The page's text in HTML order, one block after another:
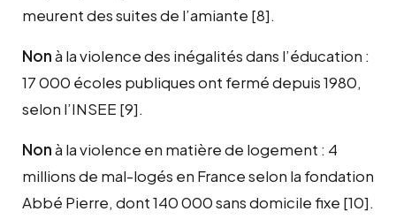
meurent des suites de l’amiante [8].
Nonà la violence des inégalités dans l’éducation :
17 000 écoles publiques ont fermé depuis 1980,
selon l’INSEE [9].
Nonà la violence en matière de logement : 4
millions de mal-logés en France selon la fondation
Abbé Pierre, dont 140 000 sans domicile fixe [10].